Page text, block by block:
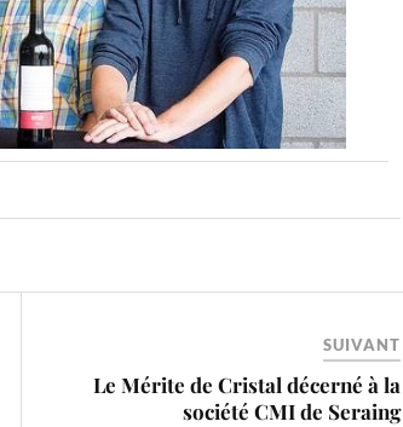
SUIVANT
Le Mérite de Cristal décerné à la
société CMI de Seraing